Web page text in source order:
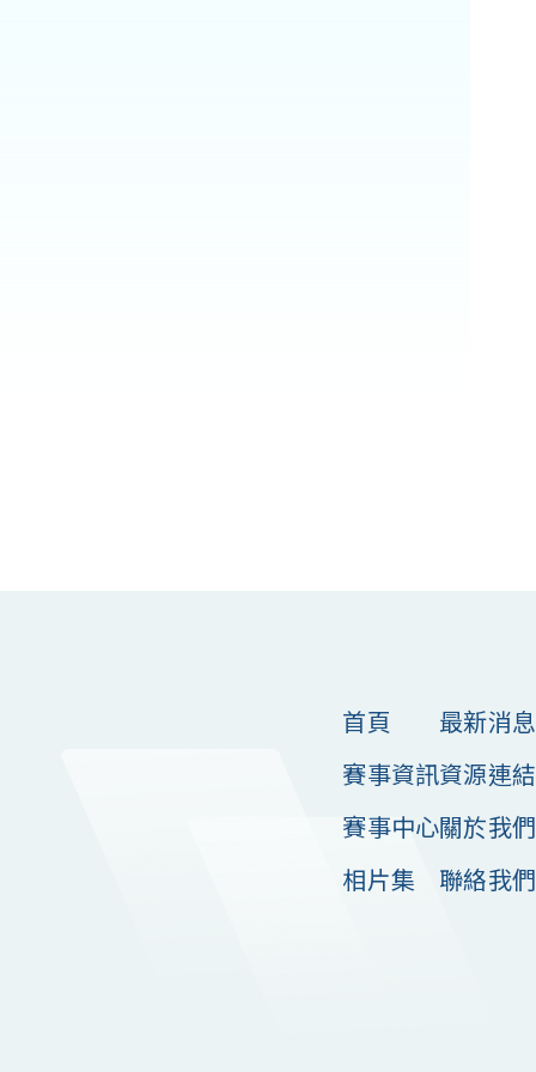
首頁
賽事資訊
賽事中心
相片集
最新消息
資源連結
關於我們
聯絡我們